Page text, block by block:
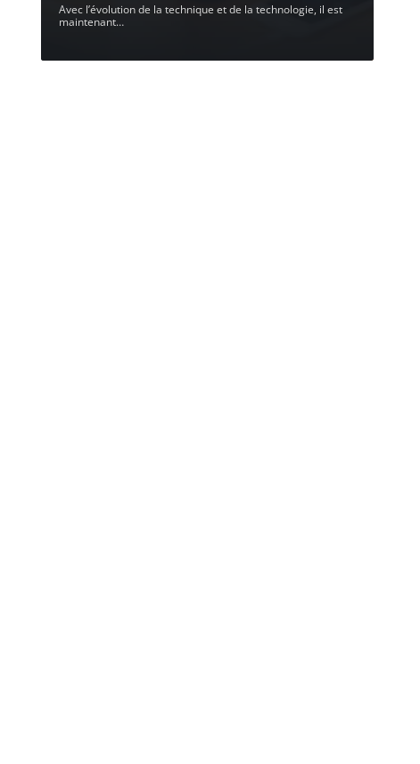
Avec l’évolution de la technique et de la technologie, il est
maintenant…